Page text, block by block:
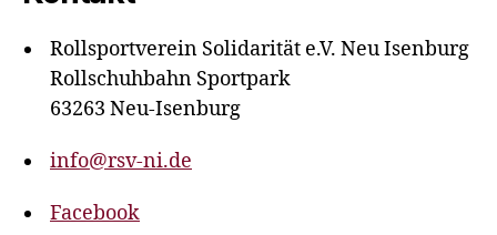
Rollsportverein Solidarität e.V. Neu Isenburg
Rollschuhbahn Sportpark
63263 Neu-Isenburg
info@rsv-ni.de
Facebook